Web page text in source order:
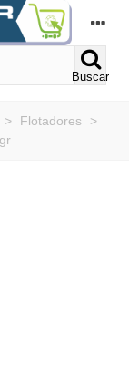
Buscar
> Flotadores
>